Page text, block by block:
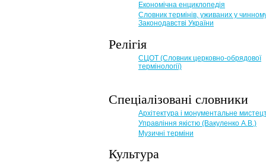
Eкономічна енциклопедія
Словник термінів, уживаних у
Законодавстві України
Релігія
СЦОТ (Словник церковно-обрядової
термінології)
Спеціалізовані словники
Архітектура і монументальне
Управління якістю (Вакуленко А.В.)
Музичні терміни
Культура